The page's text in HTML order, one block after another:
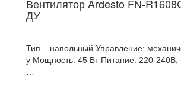
Вентилятор Ardesto FN-
ДУ
Тип – напольный Управление:
у Мощность: 45 Вт Питание: 220-240В,